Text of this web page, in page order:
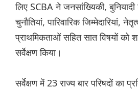
लिए SCBA ने जनसांख्यिकी, बुनियादी
चुनौतियां, पारिवारिक जिम्मेदारियां,
प्राथमिकताओं सहित सात विषयों को
सर्वेक्षण किया।
सर्वेक्षण में 23 राज्य बार परिषदों का